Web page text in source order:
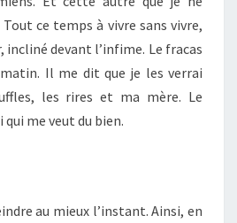
Tout ce temps à vivre sans vivre,
devant l’infime. Le fracas
Il me dit que je les verrai
les rires et ma mère. Le
me veut du bien.
au mieux l’instant. Ainsi, en